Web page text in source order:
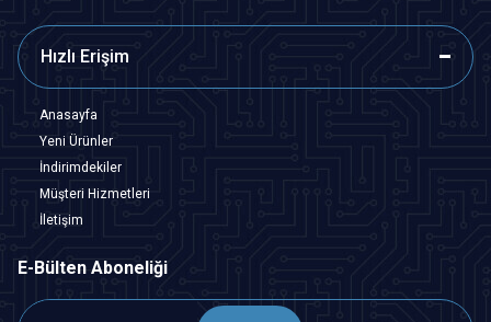
Hızlı Erişim
Anasayfa
Yeni Ürünler
İndirimdekiler
Müşteri Hizmetleri
İletişim
E-Bülten Aboneliği